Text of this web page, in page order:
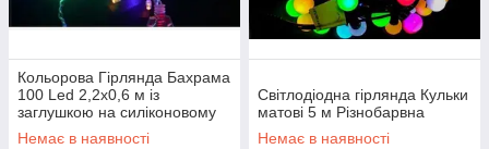
Кольорова Гірлянда Бахрама
100 Led 2,2х0,6 м із
заглушкою на силіконовому
дроті RD-7164
Немає в наявності
Світлодіодна гірлянда Кульки
матові 5 м Різнобарвна
Немає в наявності